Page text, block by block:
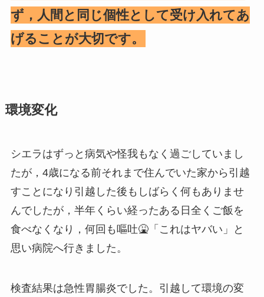
ず，人間と同じ個性として受け入れてあ
げることが大切です。
環境変化
シエラはずっと病気や怪我もなく過ごしていまし
たが，4歳になる前それまで住んでいた家から引越
すことになり引越した後もしばらく何もありませ
んでしたが，半年くらい経ったある日全くご飯を
食べなくなり，何回も嘔吐🤮「これはヤバい」と
思い病院へ行きました。
検査結果は急性胃腸炎でした。引越して環境の変